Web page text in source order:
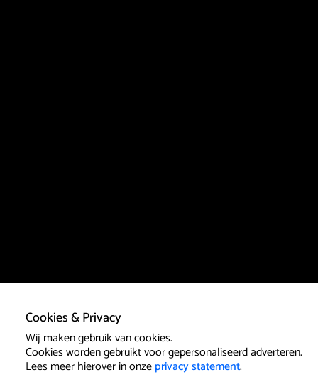
Cookies & Privacy
Wij maken gebruik van cookies.
Cookies worden gebruikt voor gepersonaliseerd adverteren.
Lees meer hierover in onzeprivacy statement.